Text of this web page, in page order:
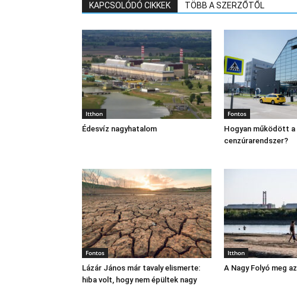
KAPCSOLÓDÓ CIKKEK TÖBB A SZERZŐTŐL
Itthon
Édesvíz nagyhatalom
Fontos
Hogyan működött
cenzúrarendszer?
Fontos
Lázár János már tavaly elismerte:
hiba volt, hogy nem épültek nagy
Itthon
A Nagy Folyó meg